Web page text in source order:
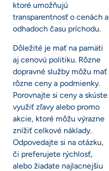
ktoré umožňujú
transparentnosť o cenách a
odhadoch času príchodu.
Dôležité je mať na pamäti
aj cenovú politiku. Rôzne
dopravné služby môžu mať
rôzne ceny a podmienky.
Porovnajte si ceny a skúste
využiť zľavy alebo promo
akcie, ktoré môžu výrazne
znížiť celkové náklady.
Odpovedajte si na otázku,
či preferujete rýchlosť,
alebo žiadate najlacnejšiu